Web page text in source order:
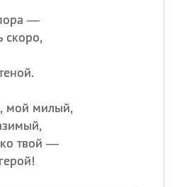
—
скоро,
мой милый,
твой —